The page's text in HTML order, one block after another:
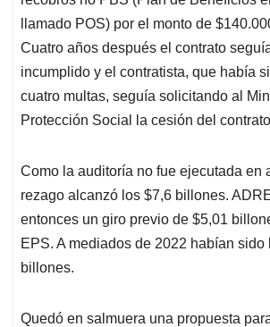
llamado POS) por el monto de
Cuatro años después el contrato
incumplido y el contratista, que había
cuatro multas, seguía solicitando al
Protección Social la cesión del
Como la auditoría no fue ejecutada en
rezago alcanzó los $7,6 billones.
entonces un giro previo de $5,01
EPS. A mediados de 2022 habían
billones.
Quedó en salmuera una propuesta